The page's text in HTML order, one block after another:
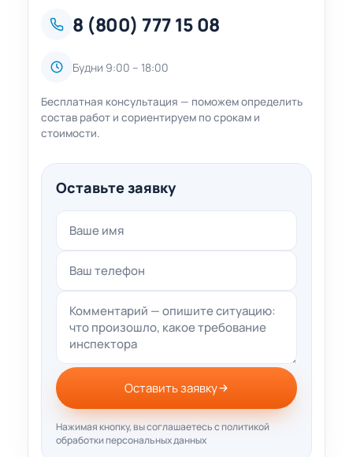
8 (800) 777 15 08
Будни 9:00 – 18:00
Бесплатная консультация — поможем определить
состав работ и сориентируем по срокам и
стоимости.
Оставьте заявку
Оставить заявку
Нажимая кнопку, вы соглашаетесь с политикой
обработки персональных данных